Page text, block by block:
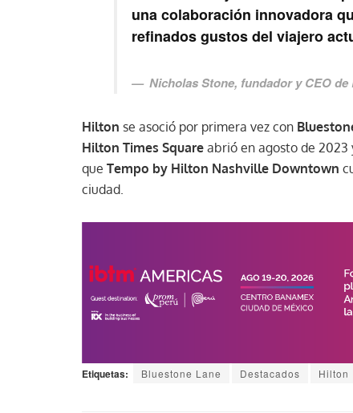
una colaboración innovadora
refinados gustos del viajero
Nicholas Stone, fundador y CEO de
Hilton se asoció por primera vez con
Hilton Times Square abrió en agosto de 2023
que Tempo by Hilton Nashville Downtown
ciudad.
Etiquetas: Bluestone Lane Destacados Hilton